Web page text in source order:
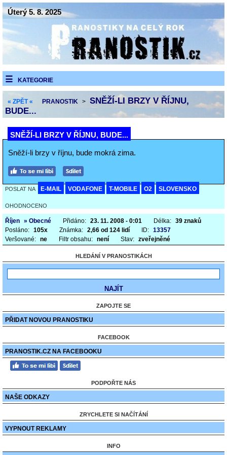
Úterý 5. 8. 2025
KATEGORIE
« ZPĚT « PRANOSTIK > SNĚŽÍ-LI BRZY V ŘÍJNU,
BUDE...
SNĚŽÍ-LI BRZY V ŘÍJNU, BUDE...
Sněží-li brzy v říjnu, bude mokrá zima.
POSLAT NA E-MAIL VODAFONE T-MOBILE O2 SLOVENSKO
OHODNOCENO
Říjen » Obecné Přidáno: 23. 11. 2008 - 0:01 Délka: 39 znaků
Posláno: 105x Známka: 2,66 od 124 lidí ID: 13357
Veršované: ne Filtr obsahu: není Stav: zveřejněné
HLEDÁNÍ V PRANOSTIKÁCH
ZAPOJTE SE
PŘIDAT NOVOU PRANOSTIKU
FACEBOOK
PRANOSTIK.CZ NA FACEBOOKU
PODPOŘTE NÁS
NAŠE ODKAZY
ZRYCHLETE SI NAČÍTÁNÍ
VYPNOUT REKLAMY
INFO